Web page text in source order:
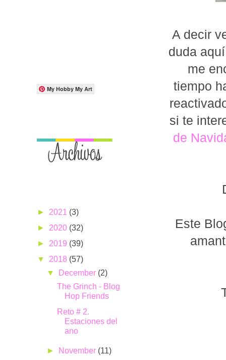
A decir
duda
me
tiempo
si te
de
Este
My Hobby My Art
► 2021 (3)
► 2020 (32)
► 2019 (39)
▼ 2018 (57)
▼
December (2)
The Grinch - Blog
Hop Friends
Reto # 2.
Estaciones del
ano
► November (11)